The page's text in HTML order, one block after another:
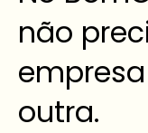
não
outra.